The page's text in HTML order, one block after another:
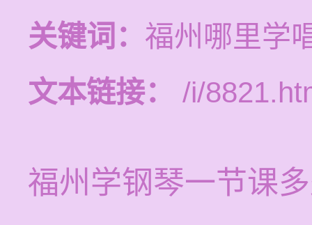
关键词： 福州哪里学
文本链接：
/i/
福州学钢琴一节课